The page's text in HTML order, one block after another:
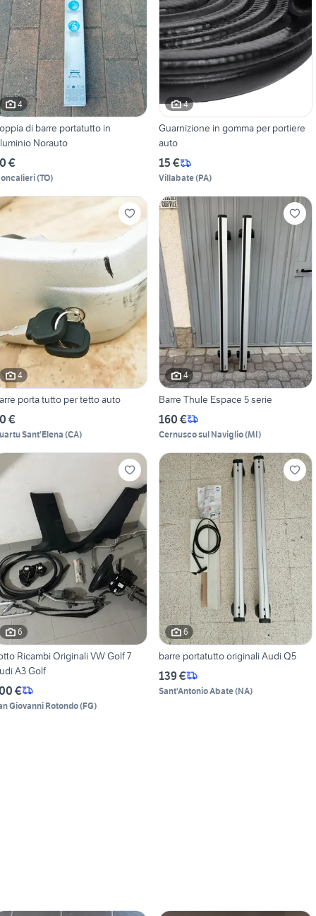
4
di barre portatutto in
Norauto
€
(TO)
4
Guarnizione in gomma per portiere
auto
15 €
Villabate(PA)
4
porta tutto per tetto auto
€
Sant'Elena(CA)
4
Barre Thule Espace 5 serie
160 €
Cernusco sul Naviglio(MI)
6
Ricambi Originali VW Golf 7
A3 Golf
€
Giovanni Rotondo(FG)
6
barre portatutto originali Audi Q5
139 €
Sant'Antonio Abate(NA)